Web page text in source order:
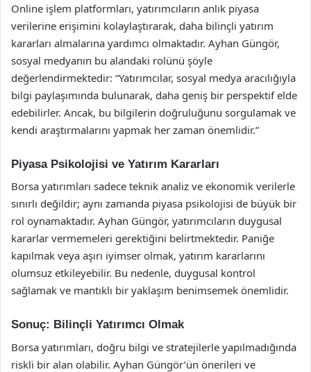
Online işlem platformları, yatırımcıların anlık piyasa
verilerine erişimini kolaylaştırarak, daha bilinçli yatırım
kararları almalarına yardımcı olmaktadır. Ayhan Güngör,
sosyal medyanın bu alandaki rolünü şöyle
değerlendirmektedir: “Yatırımcılar, sosyal medya aracılığıyla
bilgi paylaşımında bulunarak, daha geniş bir perspektif elde
edebilirler. Ancak, bu bilgilerin doğruluğunu sorgulamak ve
kendi araştırmalarını yapmak her zaman önemlidir.”
Piyasa Psikolojisi ve Yatırım Kararları
Borsa yatırımları sadece teknik analiz ve ekonomik verilerle
sınırlı değildir; aynı zamanda piyasa psikolojisi de büyük bir
rol oynamaktadır. Ayhan Güngör, yatırımcıların duygusal
kararlar vermemeleri gerektiğini belirtmektedir. Paniğe
kapılmak veya aşırı iyimser olmak, yatırım kararlarını
olumsuz etkileyebilir. Bu nedenle, duygusal kontrol
sağlamak ve mantıklı bir yaklaşım benimsemek önemlidir.
Sonuç: Bilinçli Yatırımcı Olmak
Borsa yatırımları, doğru bilgi ve stratejilerle yapılmadığında
riskli bir alan olabilir. Ayhan Güngör’ün önerileri ve